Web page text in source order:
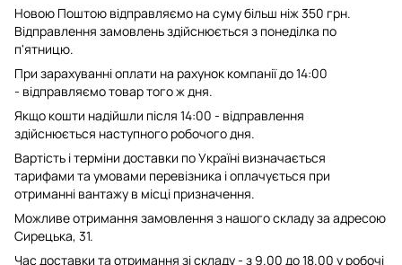
Новою Поштою відправляємо на суму більш ніж 350 грн.
Відправлення замовлень здійснюється з понеділка по
п'ятницю.
При зарахуванні оплати на рахунок компанії до 14:00
- відправляємо товар того ж дня.
Якщо кошти надійшли після 14:00 - відправлення
здійснюється наступного робочого дня.
Вартість і терміни доставки по Україні визначається
тарифами та умовами перевізника і оплачується при
отриманні вантажу в місці призначення.
Можливе отримання замовлення з нашого складу за адресою
Сирецька, 31.
Час доставки та отримання зі складу - з 9.00 до 18.00 у робочі